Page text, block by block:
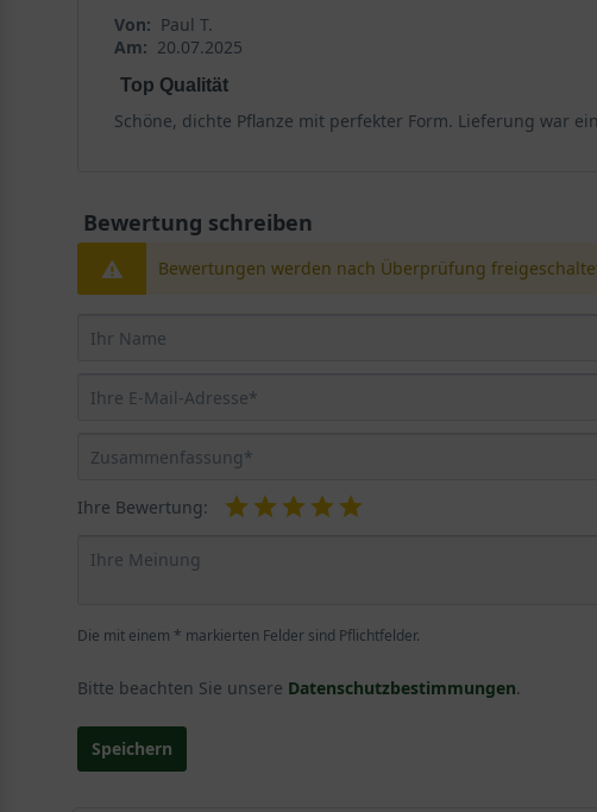
Von: Paul T.
Am: 20.07.2025
Top Qualität
Schöne, dichte Pflanze mit perfekter Form. Lieferung war
Bewertung schreiben
Bewertungen werden nach Überprüfung
Ihre Bewertung:
Die mit einem * markierten Felder sind Pflichtfelder.
Bitte beachten Sie unsere Datenschutzbestimmungen.
Speichern